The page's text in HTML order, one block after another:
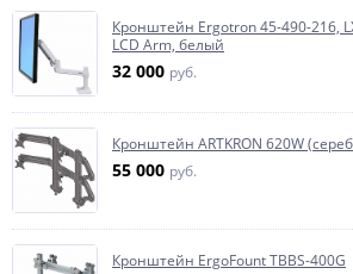
Кронштейн Ergotron 45-490-216,
LCD Arm, белый
32 000 руб.
Кронштейн ARTKRON 620W
55 000 руб.
Кронштейн ErgoFount TBBS-400G